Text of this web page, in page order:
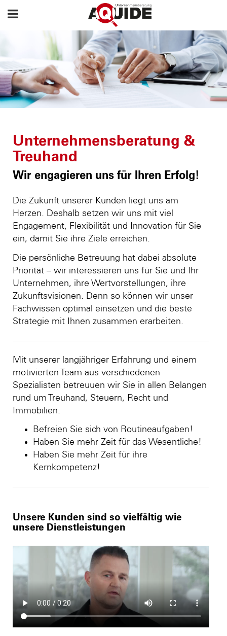
Unternehmensberatung &
Treuhand
Wir engagieren uns für Ihren Erfolg!
Die Zukunft unserer Kunden liegt uns am
Herzen. Deshalb setzen wir uns mit viel
Engagement, Flexibilität und Innovation für Sie
ein, damit Sie ihre Ziele erreichen.
Die persönliche Betreuung hat dabei absolute
Priorität – wir interessieren uns für Sie und Ihr
Unternehmen, ihre Wertvorstellungen, ihre
Zukunftsvisionen. Denn so können wir unser
Fachwissen optimal einsetzen und die beste
Strategie mit Ihnen zusammen erarbeiten.
Mit unserer langjähriger Erfahrung und einem
motivierten Team aus verschiedenen
Spezialisten betreuuen wir Sie in allen Belangen
rund um Treuhand, Steuern, Recht und
Immobilien.
Befreien Sie sich von Routineaufgaben!
Haben Sie mehr Zeit für das Wesentliche!
Haben Sie mehr Zeit für ihre
Kernkompetenz!
Unsere Kunden sind so vielfältig wie
unsere Dienstleistungen